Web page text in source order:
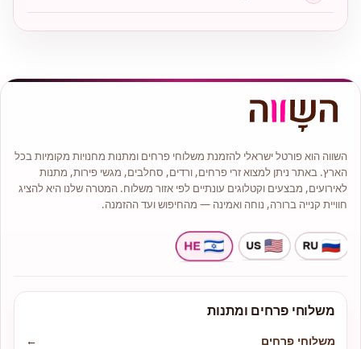
השווה הוא פורטל ישראלי להזמנת משלוחי פרחים ומתנות מחנויות מקומיות בכל
הארץ. באתר ניתן למצוא זרי פרחים, ורדים, סחלבים, מגשי פירות, מתנות
לאירועים, מבצעים וקטלוגים עונתיים לפי אזור משלוח. המטרה שלנו היא להציג
חוויית קנייה ברורה, נוחה ואמינה — מהחיפוש ועד ההזמנה.
משלוחי פרחים ומתנות
משלוחי פרחים
←